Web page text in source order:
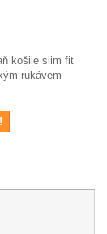
košile slim fit
rukávem